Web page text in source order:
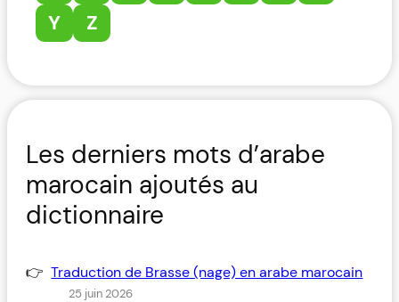
Y
Z
Les derniers mots d’arabe
marocain ajoutés au
dictionnaire
Traduction de Brasse (nage) en arabe marocain
25 juin 2026